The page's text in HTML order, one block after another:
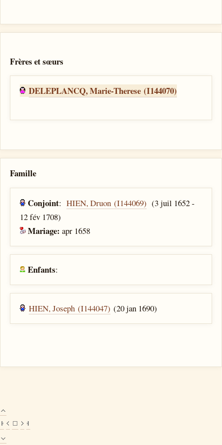
Frères et sœurs
DELEPLANCQ, Marie-Therese (I144070)
Famille
Conjoint:HIEN, Druon (I144069) (3 juil 1652 -
12 fév 1708)
Mariage:apr 1658
Enfants:
HIEN, Joseph (I144047) (20 jan 1690)